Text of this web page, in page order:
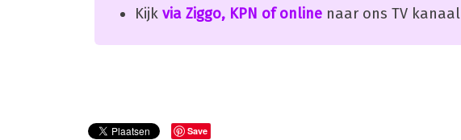
Kijk via Ziggo, KPN of online naar ons TV kanaal
Save